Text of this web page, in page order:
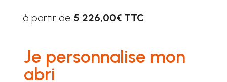
à partir de 5 226,00€ TTC
Je personnalise mon
abri